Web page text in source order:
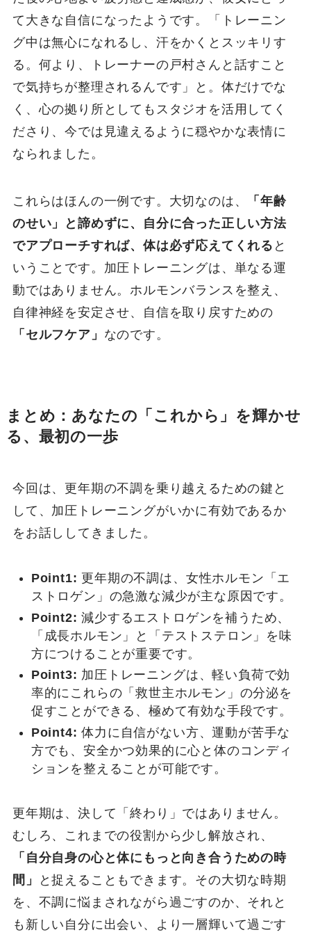
て大きな自信になったようです。「トレーニン
グ中は無心になれるし、汗をかくとスッキリす
る。何より、トレーナーの戸村さんと話すこと
で気持ちが整理されるんです」と。体だけでな
く、心の拠り所としてもスタジオを活用してく
ださり、今では見違えるように穏やかな表情に
なられました。
これらはほんの一例です。大切なのは、
「年齢
のせい」と諦めずに、自分に合った正しい方法
でアプローチすれば、体は必ず応えてくれる と
いうことです。加圧トレーニングは、単なる運
動ではありません。ホルモンバランスを整え、
自律神経を安定させ、自信を取り戻すための
「セルフケア」 なのです。
まとめ：あなたの「これから」を輝かせ
る、最初の一歩
今回は、更年期の不調を乗り越えるための鍵と
して、加圧トレーニングがいかに有効であるか
をお話ししてきました。
Point1: 更年期の不調は、女性ホルモン「エ
ストロゲン」の急激な減少が主な原因です。
Point2: 減少するエストロゲンを補うため、
「成長ホルモン」と「テストステロン」を味
方につけることが重要です。
Point3: 加圧トレーニングは、軽い負荷で効
率的にこれらの「救世主ホルモン」の分泌を
促すことができる、極めて有効な手段です。
Point4: 体力に自信がない方、運動が苦手な
方でも、安全かつ効果的に心と体のコンディ
ションを整えることが可能です。
更年期は、決して「終わり」ではありません。
むしろ、これまでの役割から少し解放され、
「自分自身の心と体にもっと向き合うための時
間」
と捉えることもできます。その大切な時期
を、不調に悩まされながら過ごすのか、それと
も新しい自分に出会い、より一層輝いて過ごす